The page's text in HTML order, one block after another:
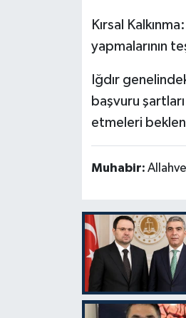
Kırsal
yapmalarının
Iğdır
başvuru
etmeleri
Muhabir: